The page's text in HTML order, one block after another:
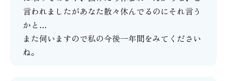
言われましたがあなた散々休んでるのにそれ言う
かと…
また伺いますので私の今後一年間をみてください
ね。